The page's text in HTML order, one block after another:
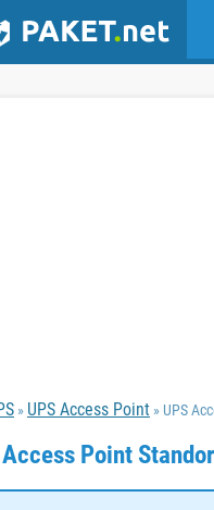
» UPS Access Point » UPS
Access Point